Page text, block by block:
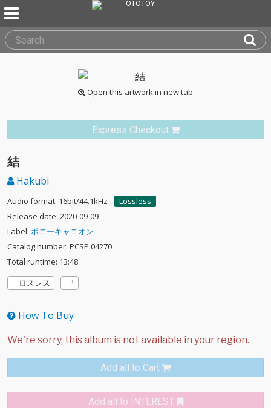
Open this artwork in new tab
Express Checkout
結
Hakubi
Audio format: 16bit/44.1kHz
Lossless
Release date: 2020-09-09
Label: ポニーキャニオン
Catalog number: PCSP.04270
Total runtime: 13:48
ロスレス
How To Buy
Add all to Cart
Add all to INTEREST